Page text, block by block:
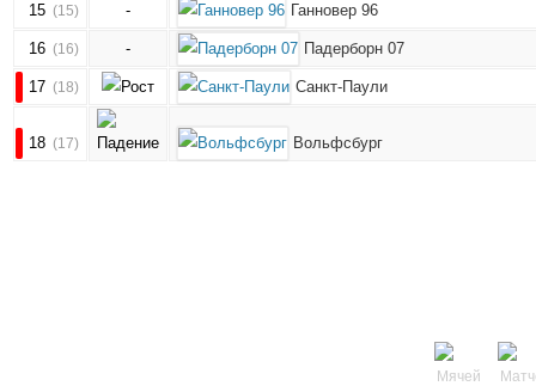
15 (15) - Ганновер 96
16 (16) - Падерборн 07
17 (18) Санкт-Паули
18 (17) Вольфсбург